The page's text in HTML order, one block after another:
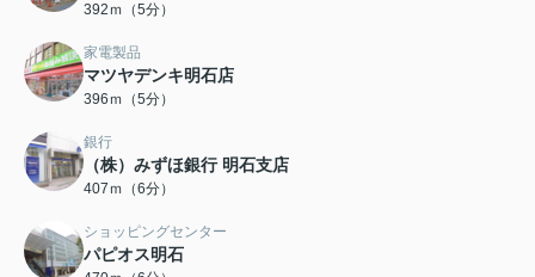
392ｍ（5分）
家電製品
マツヤデンキ明石店
396ｍ（5分）
銀行
（株）みずほ銀行 明石支店
407ｍ（6分）
ショッピングセンター
パピオス明石